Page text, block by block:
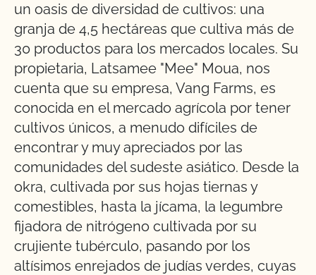
un oasis de diversidad de cultivos: una
granja de 4,5 hectáreas que cultiva más de
30 productos para los mercados locales. Su
propietaria, Latsamee "Mee" Moua, nos
cuenta que su empresa, Vang Farms, es
conocida en el mercado agrícola por tener
cultivos únicos, a menudo difíciles de
encontrar y muy apreciados por las
comunidades del sudeste asiático. Desde la
okra, cultivada por sus hojas tiernas y
comestibles, hasta la jícama, la legumbre
fijadora de nitrógeno cultivada por su
crujiente tubérculo, pasando por los
altísimos enrejados de judías verdes, cuyas